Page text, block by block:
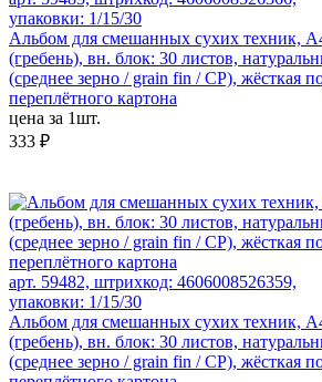
упаковки: 1/15/30
Альбом для смешанных сухих техник,
(гребень), вн. блок: 30 листов,
(среднее зерно / grain fin / CP), жёсткая
переплётного картона
цена за 1шт.
333 ₽
арт. 59482, штрихкод: 4606008526359,
упаковки: 1/15/30
Альбом для смешанных сухих техник,
(гребень), вн. блок: 30 листов,
(среднее зерно / grain fin / CP), жёсткая